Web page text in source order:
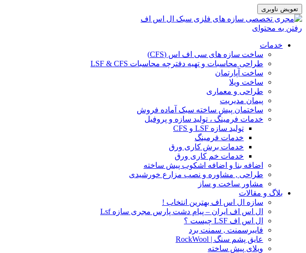
تعویض ناوبری
رفتن به محتوای
خدمات
ساخت سازه های سی اف اس (CFS)
طراحی محاسبات و تهیه دفترچه محاسبات LSF & CFS
ساخت آپارتمان
ساخت ویلا
طراحی و معماری
پیمان مدیریت
ساختمان پیش ساخته سبک آماده فروش
خدمات فرمینگ ، تولید سازه و پروفیل
تولید سازه LSF و CFS
خدمات فرمینگ
خدمات برش کاری ورق
خدمات خم کاری ورق
اضافه بنا و اضافه اشکوب پیش ساخته
طراحی , مشاوره و نصب مزارع خورشیدی
مشاور ساخت و ساز
بلاگ و مقالات
سازه ال اس اف بهترین انتخاب !
ال اس اف ایران – پیام دشت پارس مجری سازه Lsf
ال اس اف LSF چیست ؟
فایبرسمنت , سمنت برد
عایق پشم سنگ | RockWool
ویلای پیش ساخته